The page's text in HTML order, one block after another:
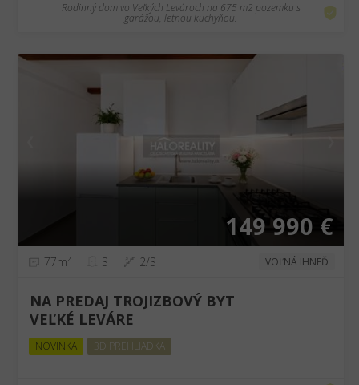
Rodinný dom vo Veľkých Levároch na 675 m2 pozemku s
garážou, letnou kuchyňou.
149 990 €
77m² 3 2/3 VOĽNÁ IHNEĎ
NA PREDAJ TROJIZBOVÝ BYT
VEĽKÉ LEVÁRE
NOVINKA 3D PREHLIADKA